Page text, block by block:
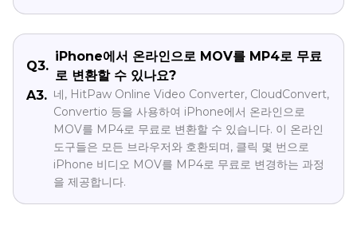
Q3.
iPhone에서 온라인으로 MOV를 MP4로 무료
로 변환할 수 있나요?
A3. 네, HitPaw Online Video Converter, CloudConvert,
Convertio 등을 사용하여 iPhone에서 온라인으로
MOV를 MP4로 무료로 변환할 수 있습니다. 이 온라인
도구들은 모든 브라우저와 호환되며, 클릭 몇 번으로
iPhone 비디오 MOV를 MP4로 무료로 변경하는 과정
을 제공합니다.